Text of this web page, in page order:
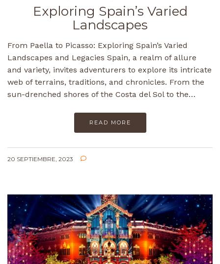
Exploring Spain’s Varied
Landscapes
From Paella to Picasso: Exploring Spain’s Varied
Landscapes and Legacies Spain, a realm of allure
and variety, invites adventurers to explore its intricate
web of terrains, traditions, and chronicles. From the
sun-drenched shores of the Costa del Sol to the…
READ MORE
20 SEPTIEMBRE, 2023